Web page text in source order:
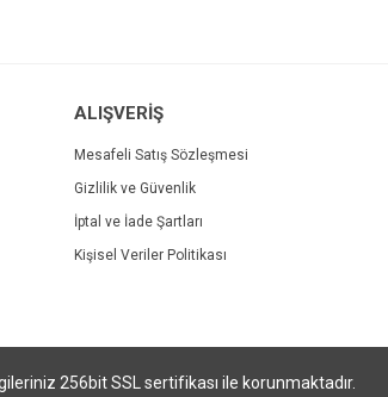
ALIŞVERİŞ
Mesafeli Satış Sözleşmesi
Gizlilik ve Güvenlik
İptal ve İade Şartları
Kişisel Veriler Politikası
256bit SSL sertifikası ile korunmaktadır.